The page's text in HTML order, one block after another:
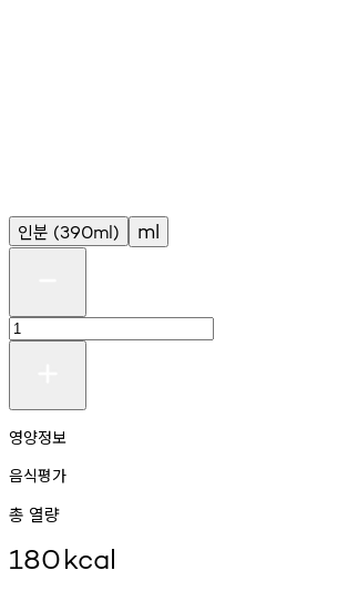
인분 (390ml) ml
영양정보
음식평가
총 열량
180kcal